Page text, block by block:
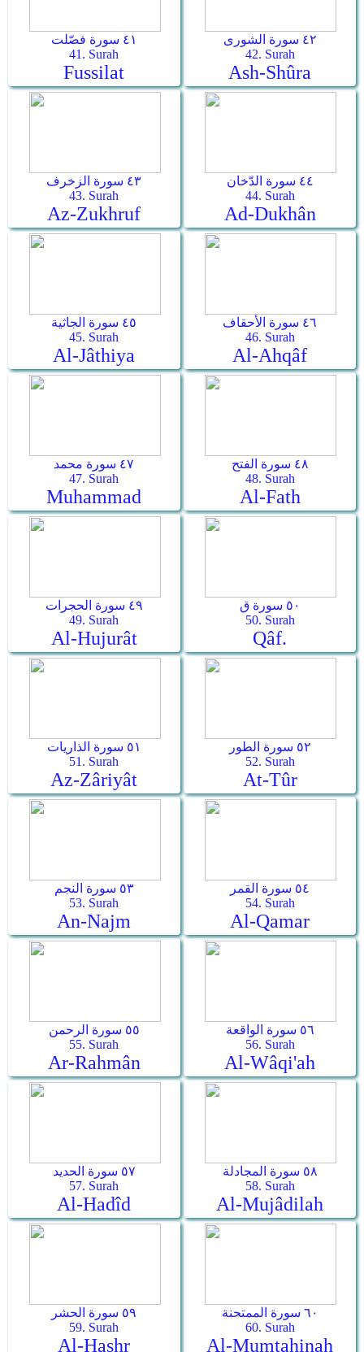
٤١ سورة فصّلت
41. Surah
Fussilat
٤٢ سورة الشورى
42. Surah
Ash-Shûra
٤٣ سورة الزخرف
43. Surah
Az-Zukhruf
٤٤ سورة الدّخان
44. Surah
Ad-Dukhân
٤٥ سورة الجاثية
45. Surah
Al-Jâthiya
٤٦ سورة الأحقاف
46. Surah
Al-Ahqâf
٤٧ سورة محمد
47. Surah
Muhammad
٤٨ سورة الفتح
48. Surah
Al-Fath
٤٩ سورة الحجرات
49. Surah
Al-Hujurât
٥٠ سورة ق
50. Surah
Qâf.
٥١ سورة الذاريات
51. Surah
Az-Zâriyât
٥٢ سورة الطور
52. Surah
At-Tûr
٥٣ سورة النجم
53. Surah
An-Najm
٥٤ سورة القمر
54. Surah
Al-Qamar
٥٥ سورة الرحمن
55. Surah
Ar-Rahmân
٥٦ سورة الواقعة
56. Surah
Al-Wâqi'ah
٥٧ سورة الحديد
57. Surah
Al-Hadîd
٥٨ سورة المجادلة
58. Surah
Al-Mujâdilah
٥٩ سورة الحشر
59. Surah
Al-Hashr
٦٠ سورة الممتحنة
60. Surah
Al-Mumtahinah